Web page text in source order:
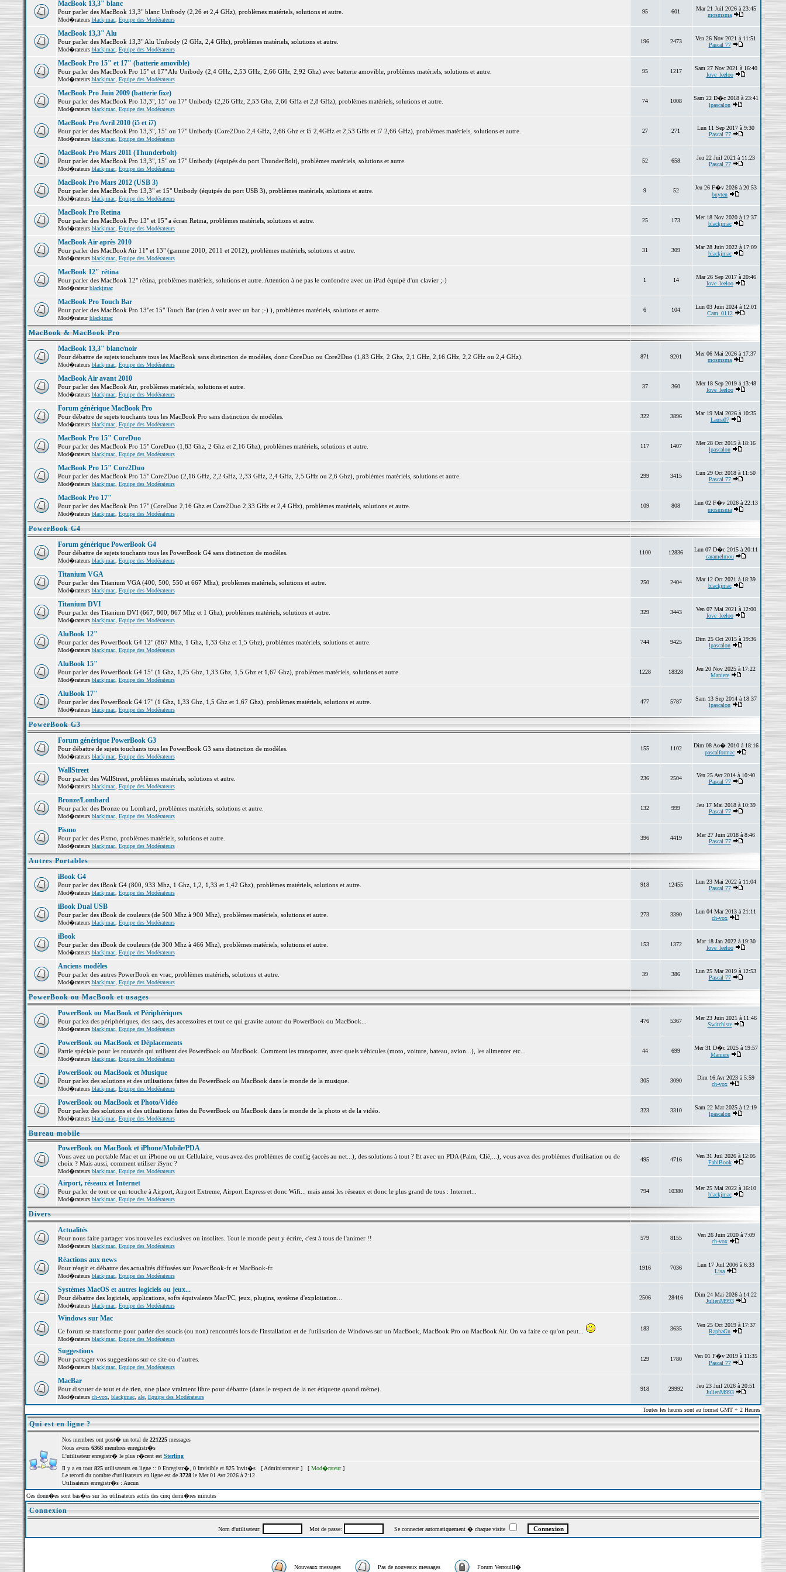
MacBook 13,3" blanc
Pour parler des MacBook 13,3" blanc Unibody (2,26 et 2,4 GHz), problèmes matériels, solutions et autre.
Mod�rateurs blackjmac, Equipe des Modérateurs
95 601
Mar 21 Juil 2026 à 23:45
mosmsma
MacBook 13,3" Alu
Pour parler des MacBook 13,3" Alu Unibody (2 GHz, 2,4 GHz), problèmes matériels, solutions et autre.
Mod�rateurs blackjmac, Equipe des Modérateurs
196 2473
Ven 26 Nov 2021 à 11:51
Pascal 77
MacBook Pro 15" et 17" (batterie amovible)
Pour parler des MacBook Pro 15" et 17" Alu Unibody (2,4 GHz, 2,53 GHz, 2,66 GHz, 2,92 Ghz) avec batterie amovible, problèmes matériels, solutions et autre.
Mod�rateurs blackjmac, Equipe des Modérateurs
95 1217
Sam 27 Nov 2021 à 16:40
love_leeloo
MacBook Pro Juin 2009 (batterie fixe)
Pour parler des MacBook Pro 13,3", 15" ou 17" Unibody (2,26 GHz, 2,53 Ghz, 2,66 GHz et 2,8 GHz), problèmes matériels, solutions et autre.
Mod�rateurs blackjmac, Equipe des Modérateurs
74 1008
Sam 22 D�c 2018 à 23:41
lpascalon
MacBook Pro Avril 2010 (i5 et i7)
Pour parler des MacBook Pro 13,3", 15" ou 17" Unibody (Core2Duo 2,4 GHz, 2,66 Ghz et i5 2,4GHz et 2,53 GHz et i7 2,66 GHz), problèmes matériels, solutions et autre.
Mod�rateurs blackjmac, Equipe des Modérateurs
27 271
Lun 11 Sep 2017 à 9:30
Pascal 77
MacBook Pro Mars 2011 (Thunderbolt)
Pour parler des MacBook Pro 13,3", 15" ou 17" Unibody (équipés du port ThunderBolt), problèmes matériels, solutions et autre.
Mod�rateurs blackjmac, Equipe des Modérateurs
52 658
Jeu 22 Juil 2021 à 11:23
Pascal 77
MacBook Pro Mars 2012 (USB 3)
Pour parler des MacBook Pro 13,3" et 15" Unibody (équipés du port USB 3), problèmes matériels, solutions et autre.
Mod�rateurs blackjmac, Equipe des Modérateurs
9 52
Jeu 26 F�v 2026 à 20:53
buyten
MacBook Pro Retina
Pour parler des MacBook Pro 13" et 15" a écran Retina, problèmes matériels, solutions et autre.
Mod�rateurs blackjmac, Equipe des Modérateurs
25 173
Mer 18 Nov 2020 à 12:37
blackjmac
MacBook Air après 2010
Pour parler des MacBook Air 11" et 13" (gamme 2010, 2011 et 2012), problèmes matériels, solutions et autre.
Mod�rateurs blackjmac, Equipe des Modérateurs
31 309
Mar 28 Juin 2022 à 17:09
blackjmac
MacBook 12" rétina
Pour parler des MacBook 12" rétina, problèmes matériels, solutions et autre. Attention à ne pas le confondre avec un iPad équipé d'un clavier ;-)
Mod�rateurblackjmac
1 14
Mar 26 Sep 2017 à 20:46
love_leeloo
MacBook Pro Touch Bar
Pour parler des MacBook Pro 13"et 15" Touch Bar (rien à voir avec un bar ;-) ), problèmes matériels, solutions et autre.
Mod�rateurblackjmac
6 104
Lun 03 Juin 2024 à 12:01
Cam_0112
MacBook & MacBook Pro
MacBook 13,3" blanc/noir
Pour débattre de sujets touchants tous les MacBook sans distinction de modèles, donc CoreDuo ou Core2Duo (1,83 GHz, 2 Ghz, 2,1 GHz, 2,16 GHz, 2,2 GHz ou 2,4 GHz).
Mod�rateurs blackjmac, Equipe des Modérateurs
871 9201
Mer 06 Mai 2026 à 17:37
mosmsma
MacBook Air avant 2010
Pour parler des MacBook Air, problèmes matériels, solutions et autre.
Mod�rateurs blackjmac, Equipe des Modérateurs
37 360
Mer 18 Sep 2019 à 13:48
love_leeloo
Forum générique MacBook Pro
Pour débattre de sujets touchants tous les MacBook Pro sans distinction de modèles.
Mod�rateurs blackjmac, Equipe des Modérateurs
322 3896
Mar 19 Mai 2026 à 10:35
Laura07
MacBook Pro 15" CoreDuo
Pour parler des MacBook Pro 15" CoreDuo (1,83 Ghz, 2 Ghz et 2,16 Ghz), problèmes matériels, solutions et autre.
Mod�rateurs blackjmac, Equipe des Modérateurs
117 1407
Mer 28 Oct 2015 à 18:16
lpascalon
MacBook Pro 15" Core2Duo
Pour parler des MacBook Pro 15" Core2Duo (2,16 GHz, 2,2 GHz, 2,33 GHz, 2,4 GHz, 2,5 GHz ou 2,6 Ghz), problèmes matériels, solutions et autre.
Mod�rateurs blackjmac, Equipe des Modérateurs
299 3415
Lun 29 Oct 2018 à 11:50
Pascal 77
MacBook Pro 17"
Pour parler des MacBook Pro 17" (CoreDuo 2,16 Ghz et Core2Duo 2,33 GHz et 2,4 GHz), problèmes matériels, solutions et autre.
Mod�rateurs blackjmac, Equipe des Modérateurs
109 808
Lun 02 F�v 2026 à 22:13
mosmsma
PowerBook G4
Forum générique PowerBook G4
Pour débattre de sujets touchants tous les PowerBook G4 sans distinction de modèles.
Mod�rateurs blackjmac, Equipe des Modérateurs
1100 12836
Lun 07 D�c 2015 à 20:11
caramelmou
Titanium VGA
Pour parler des Titanium VGA (400, 500, 550 et 667 Mhz), problèmes matériels, solutions et autre.
Mod�rateurs blackjmac, Equipe des Modérateurs
250 2404
Mar 12 Oct 2021 à 18:39
blackjmac
Titanium DVI
Pour parler des Titanium DVI (667, 800, 867 Mhz et 1 Ghz), problèmes matériels, solutions et autre.
Mod�rateurs blackjmac, Equipe des Modérateurs
329 3443
Ven 07 Mai 2021 à 12:00
love_leeloo
AluBook 12"
Pour parler des PowerBook G4 12" (867 Mhz, 1 Ghz, 1,33 Ghz et 1,5 Ghz), problèmes matériels, solutions et autre.
Mod�rateurs blackjmac, Equipe des Modérateurs
744 9425
Dim 25 Oct 2015 à 19:36
lpascalon
AluBook 15"
Pour parler des PowerBook G4 15" (1 Ghz, 1,25 Ghz, 1,33 Ghz, 1,5 Ghz et 1,67 Ghz), problèmes matériels, solutions et autre.
Mod�rateurs blackjmac, Equipe des Modérateurs
1228 18328
Jeu 20 Nov 2025 à 17:22
Maniere
AluBook 17"
Pour parler des PowerBook G4 17" (1 Ghz, 1,33 Ghz, 1,5 Ghz et 1,67 Ghz), problèmes matériels, solutions et autre.
Mod�rateurs blackjmac, Equipe des Modérateurs
477 5787
Sam 13 Sep 2014 à 18:37
lpascalon
PowerBook G3
Forum générique PowerBook G3
Pour débattre de sujets touchants tous les PowerBook G3 sans distinction de modèles.
Mod�rateurs blackjmac, Equipe des Modérateurs
155 1102
Dim 08 Ao� 2010 à 18:16
pascalformac
WallStreet
Pour parler des WallStreet, problèmes matériels, solutions et autre.
Mod�rateurs blackjmac, Equipe des Modérateurs
236 2504
Ven 25 Avr 2014 à 10:40
Pascal 77
Bronze/Lombard
Pour parler des Bronze ou Lombard, problèmes matériels, solutions et autre.
Mod�rateurs blackjmac, Equipe des Modérateurs
132 999
Jeu 17 Mai 2018 à 10:39
Pascal 77
Pismo
Pour parler des Pismo, problèmes matériels, solutions et autre.
Mod�rateurs blackjmac, Equipe des Modérateurs
396 4419
Mer 27 Juin 2018 à 8:46
Pascal 77
Autres Portables
iBook G4
Pour parler des iBook G4 (800, 933 Mhz, 1 Ghz, 1,2, 1,33 et 1,42 Ghz), problèmes matériels, solutions et autre.
Mod�rateurs blackjmac, Equipe des Modérateurs
918 12455
Lun 23 Mai 2022 à 11:04
Pascal 77
iBook Dual USB
Pour parler des iBook de couleurs (de 500 Mhz à 900 Mhz), problèmes matériels, solutions et autre.
Mod�rateurs blackjmac, Equipe des Modérateurs
273 3390
Lun 04 Mar 2013 à 21:11
ch-vox
iBook
Pour parler des iBook de couleurs (de 300 Mhz à 466 Mhz), problèmes matériels, solutions et autre.
Mod�rateurs blackjmac, Equipe des Modérateurs
153 1372
Mar 18 Jan 2022 à 19:30
love_leeloo
Anciens modèles
Pour parler des autres PowerBook en vrac, problèmes matériels, solutions et autre.
Mod�rateurs blackjmac, Equipe des Modérateurs
39 386
Lun 25 Mar 2019 à 12:53
Pascal 77
PowerBook ou MacBook et usages
PowerBook ou MacBook et Périphériques
Pour parlez des périphériques, des sacs, des accessoires et tout ce qui gravite autour du PowerBook ou MacBook...
Mod�rateurs blackjmac, Equipe des Modérateurs
476 5367
Mer 23 Juin 2021 à 11:46
Switchiste
PowerBook ou MacBook et Déplacements
Partie spéciale pour les routards qui utilisent des PowerBook ou MacBook. Comment les transporter, avec quels véhicules (moto, voiture, bateau, avion...), les alimenter etc...
Mod�rateurs blackjmac, Equipe des Modérateurs
44 699
Mer 31 D�c 2025 à 19:57
Maniere
PowerBook ou MacBook et Musique
Pour parlez des solutions et des utilisations faites du PowerBook ou MacBook dans le monde de la musique.
Mod�rateurs blackjmac, Equipe des Modérateurs
305 3090
Dim 16 Avr 2023 à 5:59
ch-vox
PowerBook ou MacBook et Photo/Vidéo
Pour parlez des solutions et des utilisations faites du PowerBook ou MacBook dans le monde de la photo et de la vidéo.
Mod�rateurs blackjmac, Equipe des Modérateurs
323 3310
Sam 22 Mar 2025 à 12:19
lpascalon
Bureau mobile
PowerBook ou MacBook et iPhone/Mobile/PDA
Vous avez un portable Mac et un iPhone ou un Cellulaire, vous avez des problèmes de config (accès au net...), des solutions à tout ? Et avec un PDA (Palm, Clié,...), vous avez des problèmes d'utilisation ou de
choix ? Mais aussi, comment utiliser iSync ?
Mod�rateurs blackjmac, Equipe des Modérateurs
495 4716
Ven 31 Juil 2026 à 12:05
FabiBook
Airport, réseaux et Internet
Pour parler de tout ce qui touche à Airport, Airport Extreme, Airport Express et donc Wifi... mais aussi les réseaux et donc le plus grand de tous : Internet...
Mod�rateurs blackjmac, Equipe des Modérateurs
794 10380
Mer 25 Mai 2022 à 16:10
blackjmac
Divers
Actualités
Pour nous faire partager vos nouvelles exclusives ou insolites. Tout le monde peut y écrire, c'est à tous de l'animer !!
Mod�rateurs blackjmac, Equipe des Modérateurs
579 8155
Ven 26 Juin 2020 à 7:09
ch-vox
Réactions aux news
Pour réagir et débattre des actualités diffusées sur PowerBook-fr et MacBook-fr.
Mod�rateurs blackjmac, Equipe des Modérateurs
1916 7036
Lun 17 Juil 2006 à 6:33
Lisa
Systèmes MacOS et autres logiciels ou jeux...
Pour débattre des logiciels, applications, softs équivalents Mac/PC, jeux, plugins, système d'exploitation...
Mod�rateurs blackjmac, Equipe des Modérateurs
2506 28416
Dim 24 Mai 2026 à 14:22
JulienM993
Windows sur Mac
Ce forum se transforme pour parler des soucis (ou non) rencontrés lors de l'installation et de l'utilisation de Windows sur un MacBook, MacBook Pro ou MacBook Air. On va faire ce qu'on peut...
Mod�rateurs blackjmac, Equipe des Modérateurs
183 3635
Ven 25 Oct 2019 à 17:37
RaphaGn
Suggestions
Pour partager vos suggestions sur ce site ou d'autres.
Mod�rateurs blackjmac, Equipe des Modérateurs
129 1780
Ven 01 F�v 2019 à 11:35
Pascal 77
MacBar
Pour discuter de tout et de rien, une place vraiment libre pour débattre (dans le respect de la net étiquette quand même).
Mod�rateurs ch-vox, blackjmac, ale, Equipe des Modérateurs
918 29992
Jeu 23 Juil 2026 à 20:51
JulienM993
Toutes les heures sont au format GMT + 2 Heures
Qui est en ligne ?
Nos membres ont post� un total de 221225messages
Nous avons 6368membres enregistr�s
L'utilisateur enregistr� le plus r�cent est Sterling
Il y a en tout 825utilisateurs en ligne :: 0 Enregistr�, 0 Invisible et 825 Invit�s [ Administrateur] [ Mod�rateur]
Le record du nombre d'utilisateurs en ligne est de 3728le Mer 01 Avr 2026 à 2:12
Utilisateurs enregistr�s : Aucun
Ces donn�es sont bas�es sur les utilisateurs actifs des cinq derni�res minutes
Connexion
Nom d'utilisateur: Mot de passe: Se connecter automatiquement � chaque visite
Nouveaux messages Pas de nouveaux messages Forum Verrouill�